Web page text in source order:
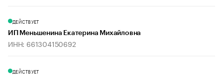
ДЕЙСТВУЕТ
ИП Меньшенина Екатерина Михайловна
ИНН: 661304150692
ДЕЙСТВУЕТ